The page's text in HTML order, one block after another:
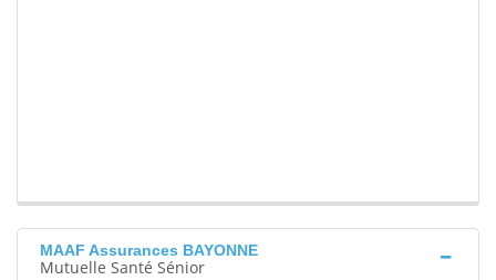
MAAF Assurances BAYONNE
Mutuelle Santé Sénior